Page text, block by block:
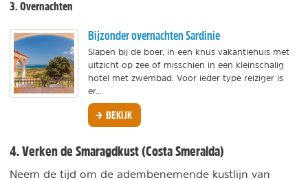
3. Overnachten
Bijzonder overnachten Sardinie
Slapen bij de boer, in een knus vakantiehuis met
uitzicht op zee of misschien in een kleinschalig
hotel met zwembad. Voor ieder type reiziger is
er...
BEKIJK
4. Verken de Smaragdkust (Costa Smeralda)
Neem de tijd om de adembenemende kustlijn van